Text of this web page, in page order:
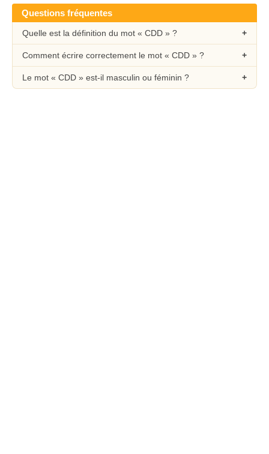
Questions fréquentes
Quelle est la définition du mot « CDD » ?
Comment écrire correctement le mot « CDD » ?
Le mot « CDD » est-il masculin ou féminin ?